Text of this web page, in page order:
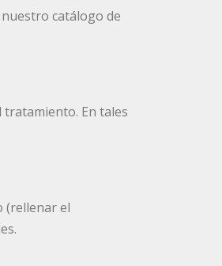
catálogo de
En tales
(rellenar el